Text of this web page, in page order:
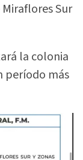
Sur
la colonia
período más